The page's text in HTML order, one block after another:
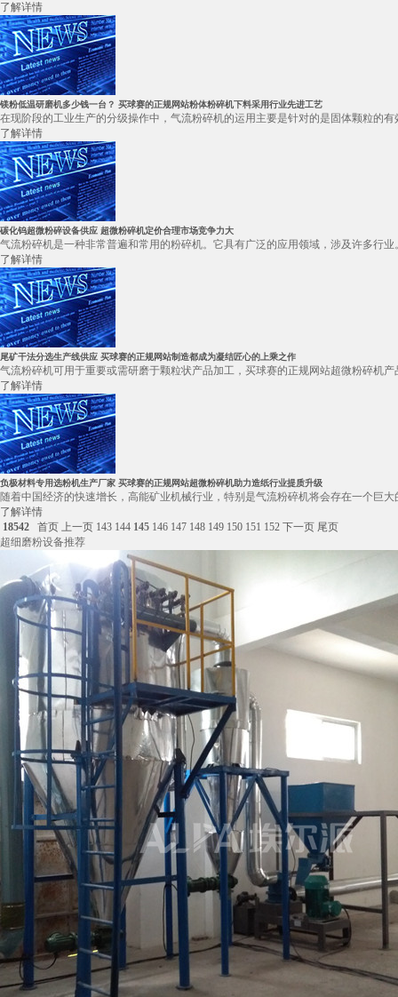
了解详情
镁粉低温研磨机多少钱一台？ 买球赛的正规网站粉体粉碎机下料采用行业先进工艺
在现阶段的工业生产的分级操作中，气流粉碎机的运用主要是针对的是固体颗粒的
了解详情
碳化钨超微粉碎设备供应 超微粉碎机定价合理市场竞争力大
气流粉碎机是一种非常普遍和常用的粉碎机。它具有广泛的应用领域，涉及许多行
了解详情
尾矿干法分选生产线供应 买球赛的正规网站制造都成为凝结匠心的上乘之作
气流粉碎机可用于重要或需研磨于颗粒状产品加工，买球赛的正规网站超微粉碎机
了解详情
负极材料专用选粉机生产厂家 买球赛的正规网站超微粉碎机助力造纸行业提质升级
随着中国经济的快速增长，高能矿业机械行业，特别是气流粉碎机将会存在一个巨
了解详情
18542
首页 上一页 143 144 145 146 147 148 149 150 151 152 下一页 尾页
超细磨粉设备推荐